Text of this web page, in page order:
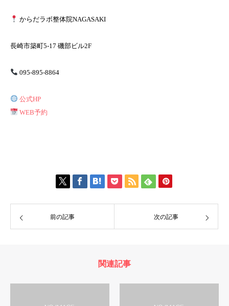
からだラボ整体院NAGASAKI
長崎市築町5-17 磯部ビル2F
095-895-8864
公式HP
WEB予約
前の記事 次の記事
関連記事